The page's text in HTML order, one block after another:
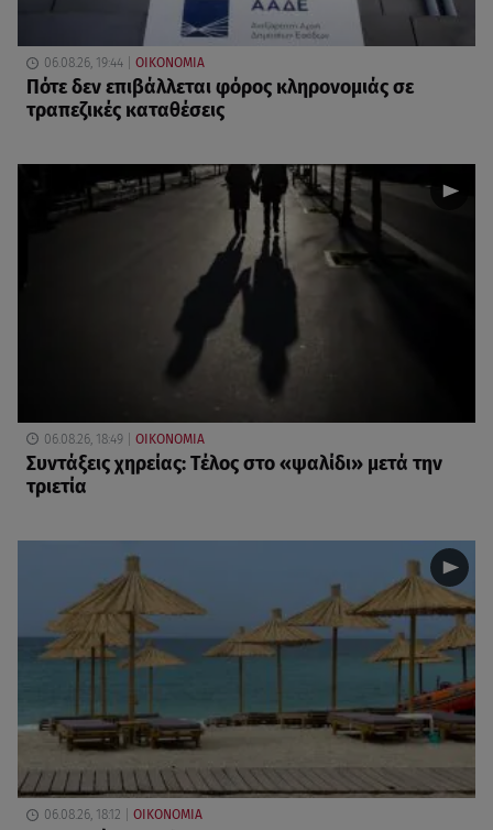
06.08.26, 19:44 ΟΙΚΟΝΟΜΙΑ
Πότε δεν επιβάλλεται φόρος κληρονομιάς σε
τραπεζικές καταθέσεις
06.08.26, 18:49 ΟΙΚΟΝΟΜΙΑ
Συντάξεις χηρείας: Τέλος στο «ψαλίδι» μετά την
τριετία
06.08.26, 18:12 ΟΙΚΟΝΟΜΙΑ